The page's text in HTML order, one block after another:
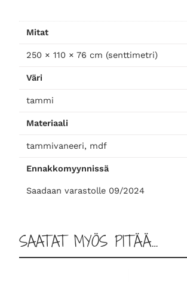
Mitat
250 × 110 × 76 cm (senttimetri)
Väri
tammi
Materiaali
tammivaneeri, mdf
Ennakkomyynnissä
Saadaan varastolle 09/2024
SAATAT MYÖS PITÄÄ…